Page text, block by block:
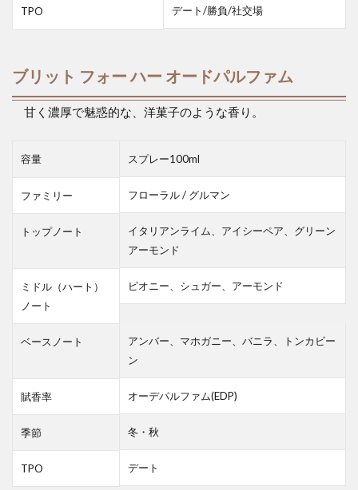
TPO デート/勝負/社交場
ブリット フォー ハー オードパルファム
甘く濃厚で魅惑的な、洋菓子のような香り。
容量 スプレー100ml
ファミリー フローラル / グルマン
トップノート
イタリアンライム、アイシーペア、グリーン
アーモンド
ミドル（ハート）
ノート
ピオニー、シュガー、アーモンド
ベースノート
アンバー、マホガニー、バニラ、トンカビー
ン
賦香率 オーデパルファム(EDP)
季節 冬・秋
TPO デート